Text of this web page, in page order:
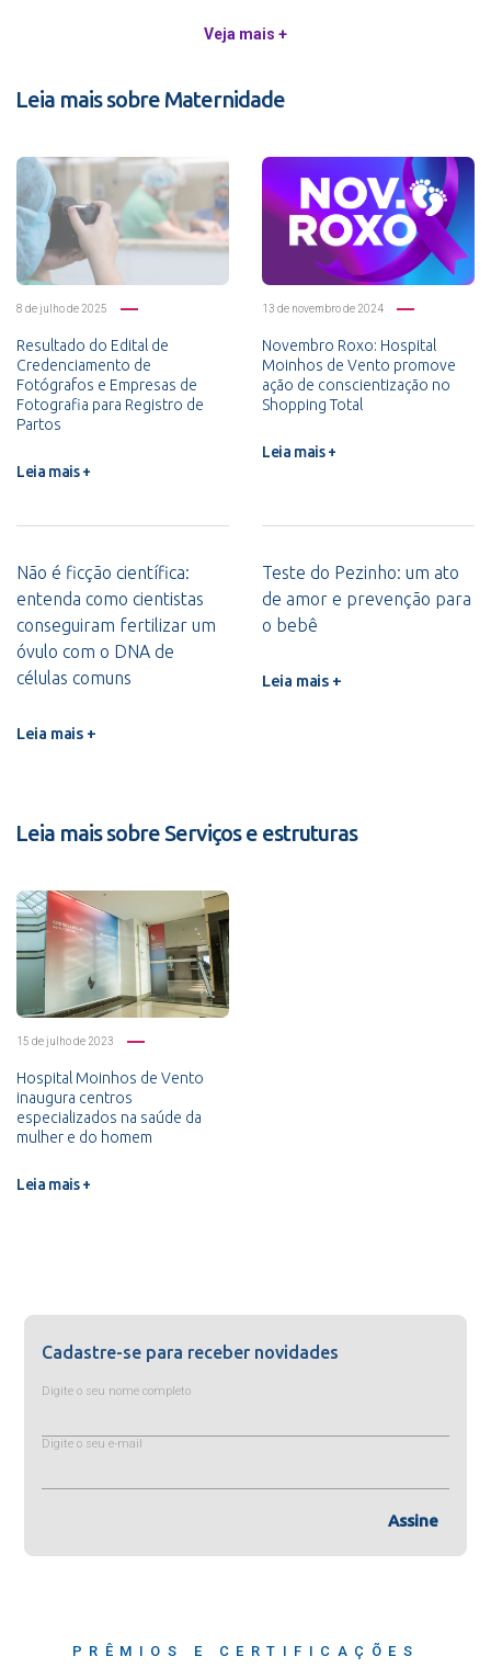
Veja mais +
Leia mais sobre Maternidade
8 de julho de 2025
Resultado do Edital de
Credenciamento de
Fotógrafos e Empresas de
Fotografia para Registro de
Partos
Leia mais +
13 de novembro de 2024
Novembro Roxo: Hospital
Moinhos de Vento promove
ação de conscientização no
Shopping Total
Leia mais +
Não é ficção científica:
entenda como cientistas
conseguiram fertilizar um
óvulo com o DNA de
células comuns
Leia mais +
Teste do Pezinho: um ato
de amor e prevenção para
o bebê
Leia mais +
Leia mais sobre Serviços e estruturas
15 de julho de 2023
Hospital Moinhos de Vento
inaugura centros
especializados na saúde da
mulher e do homem
Leia mais +
Cadastre-se para receber novidades
Digite o seu nome completo
Digite o seu e-mail
Assine
PRÊMIOS E CERTIFICAÇÕES